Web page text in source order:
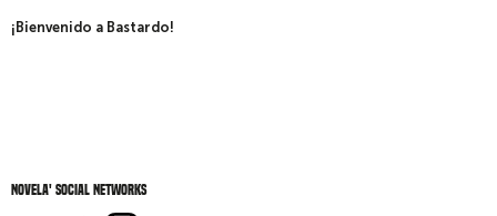
¡Bienvenido a Bastardo!
Novela' social networks